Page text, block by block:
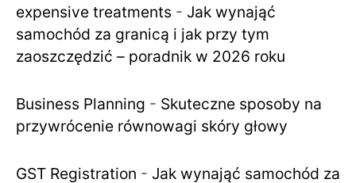
expensive treatments - Jak wynająć
samochód za granicą i jak przy tym
zaoszczędzić – poradnik w 2026 roku
Business Planning - Skuteczne sposoby na
przywrócenie równowagi skóry głowy
GST Registration - Jak wynająć samochód za